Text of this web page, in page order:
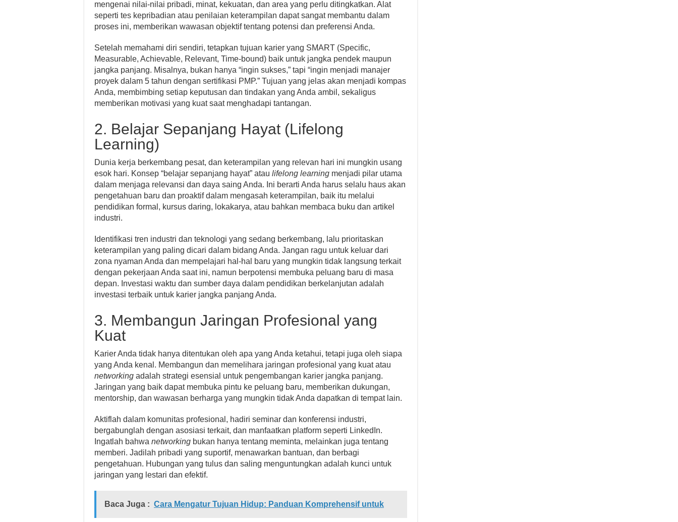
mengenai nilai-nilai pribadi, minat, kekuatan, dan area yang perlu ditingkatkan. Alat
seperti tes kepribadian atau penilaian keterampilan dapat sangat membantu dalam
proses ini, memberikan wawasan objektif tentang potensi dan preferensi Anda.
Setelah memahami diri sendiri, tetapkan tujuan karier yang SMART (Specific,
Measurable, Achievable, Relevant, Time-bound) baik untuk jangka pendek maupun
jangka panjang. Misalnya, bukan hanya “ingin sukses,” tapi “ingin menjadi manajer
proyek dalam 5 tahun dengan sertifikasi PMP.” Tujuan yang jelas akan menjadi kompas
Anda, membimbing setiap keputusan dan tindakan yang Anda ambil, sekaligus
memberikan motivasi yang kuat saat menghadapi tantangan.
2. Belajar Sepanjang Hayat (Lifelong
Learning)
Dunia kerja berkembang pesat, dan keterampilan yang relevan hari ini mungkin usang
esok hari. Konsep “belajar sepanjang hayat” atau lifelong learning menjadi pilar utama
dalam menjaga relevansi dan daya saing Anda. Ini berarti Anda harus selalu haus akan
pengetahuan baru dan proaktif dalam mengasah keterampilan, baik itu melalui
pendidikan formal, kursus daring, lokakarya, atau bahkan membaca buku dan artikel
industri.
Identifikasi tren industri dan teknologi yang sedang berkembang, lalu prioritaskan
keterampilan yang paling dicari dalam bidang Anda. Jangan ragu untuk keluar dari
zona nyaman Anda dan mempelajari hal-hal baru yang mungkin tidak langsung terkait
dengan pekerjaan Anda saat ini, namun berpotensi membuka peluang baru di masa
depan. Investasi waktu dan sumber daya dalam pendidikan berkelanjutan adalah
investasi terbaik untuk karier jangka panjang Anda.
3. Membangun Jaringan Profesional yang
Kuat
Karier Anda tidak hanya ditentukan oleh apa yang Anda ketahui, tetapi juga oleh siapa
yang Anda kenal. Membangun dan memelihara jaringan profesional yang kuat atau
networking adalah strategi esensial untuk pengembangan karier jangka panjang.
Jaringan yang baik dapat membuka pintu ke peluang baru, memberikan dukungan,
mentorship, dan wawasan berharga yang mungkin tidak Anda dapatkan di tempat lain.
Aktiflah dalam komunitas profesional, hadiri seminar dan konferensi industri,
bergabunglah dengan asosiasi terkait, dan manfaatkan platform seperti LinkedIn.
Ingatlah bahwa networking bukan hanya tentang meminta, melainkan juga tentang
memberi. Jadilah pribadi yang suportif, menawarkan bantuan, dan berbagi
pengetahuan. Hubungan yang tulus dan saling menguntungkan adalah kunci untuk
jaringan yang lestari dan efektif.
Baca Juga : Cara Mengatur Tujuan Hidup: Panduan Komprehensif untuk